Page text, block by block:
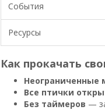
События
Ресурсы
Как прокачать
Неограниченные
Все птички
Без таймеров —